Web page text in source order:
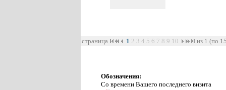
страница 1 2 3 4 5 6 7 8 9 10 из 1 (по
Обозначения:
Со времени Вашего последнего визита